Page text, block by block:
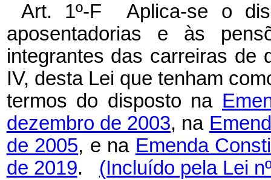
Art. 1º-F Aplica-se o
aposentadorias e às
integrantes das carreiras de
IV, desta Lei que tenham
termos do disposto na
dezembro de 2003, na
de 2005, e na Emenda
de 2019. (Incluído pela Lei